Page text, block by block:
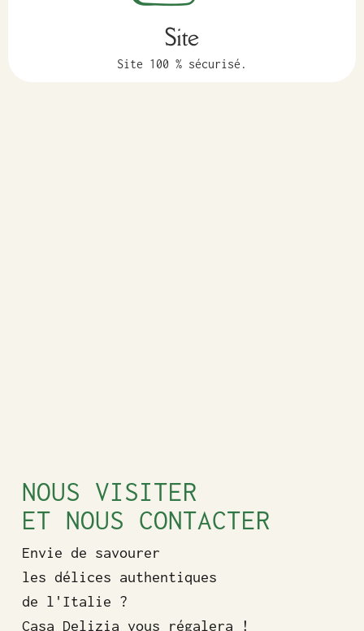
Site
Site 100 % sécurisé.
NOUS VISITER
ET NOUS CONTACTER
Envie de savourer
les délices authentiques
de l'Italie ?
Casa Delizia vous régalera !